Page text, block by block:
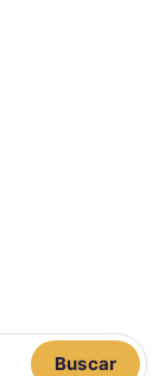
Buscar